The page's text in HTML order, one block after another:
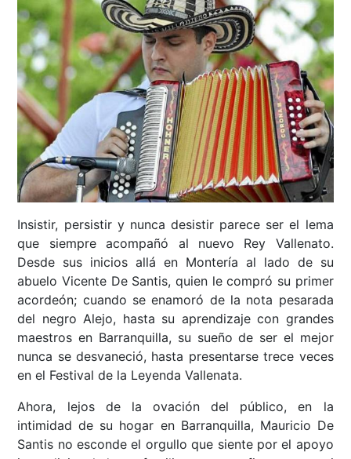
Insistir, persistir y nunca desistir parece ser el lema
que siempre acompañó al nuevo Rey Vallenato.
Desde sus inicios allá en Montería al lado de su
abuelo Vicente De Santis, quien le compró su primer
acordeón; cuando se enamoró de la nota pesarada
del negro Alejo, hasta su aprendizaje con grandes
maestros en Barranquilla, su sueño de ser el mejor
nunca se desvaneció, hasta presentarse trece veces
en el Festival de la Leyenda Vallenata.
Ahora, lejos de la ovación del público, en la
intimidad de su hogar en Barranquilla, Mauricio De
Santis no esconde el orgullo que siente por el apoyo